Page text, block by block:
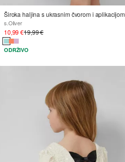
Široka haljina s ukrasnim čvorom i aplikacijom
s.Oliver
10,99 €19,99 €
ODRŽIVO